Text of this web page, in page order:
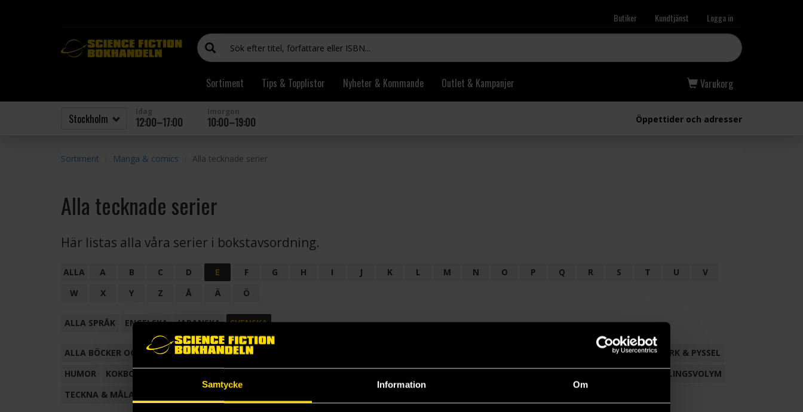
Samtycke Information Om
Butiker Kundtjänst Logga in
Sortiment Tips & Topplistor Nyheter & Kommande Outlet & Kampanjer Varukorg
12:00–17:00 10:00–19:00 Öppettider och adresser
Sortiment Manga & comics Alla tecknade serier
Alla tecknade serier
Här listas alla våra serier i bokstavsordning.
ALLA A B C D E F G H I J K L M N O P Q R S T U
V
W
X Y Z Å Ä Ö
ALLA SPRÅK ENGELSKA JAPANSKA SVENSKA
ALLA BÖCKER OCH TECKNADE SERIER ANTOLOGI FACKLITTERATUR
HANTVERK & PYSSEL
HUMOR
KOKBOK
SAMLINGSVOLYM
TECKNA & MÅLA